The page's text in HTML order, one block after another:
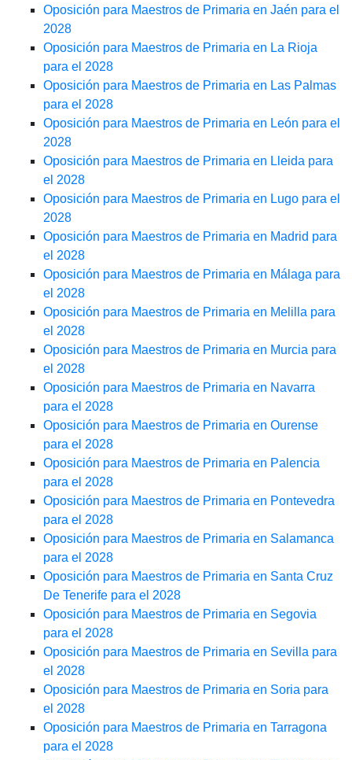
Oposición para Maestros de Primaria en Jaén para el
2028
Oposición para Maestros de Primaria en La Rioja
para el 2028
Oposición para Maestros de Primaria en Las Palmas
para el 2028
Oposición para Maestros de Primaria en León para el
2028
Oposición para Maestros de Primaria en Lleida para
el 2028
Oposición para Maestros de Primaria en Lugo para el
2028
Oposición para Maestros de Primaria en Madrid para
el 2028
Oposición para Maestros de Primaria en Málaga para
el 2028
Oposición para Maestros de Primaria en Melilla para
el 2028
Oposición para Maestros de Primaria en Murcia para
el 2028
Oposición para Maestros de Primaria en Navarra
para el 2028
Oposición para Maestros de Primaria en Ourense
para el 2028
Oposición para Maestros de Primaria en Palencia
para el 2028
Oposición para Maestros de Primaria en Pontevedra
para el 2028
Oposición para Maestros de Primaria en Salamanca
para el 2028
Oposición para Maestros de Primaria en Santa Cruz
De Tenerife para el 2028
Oposición para Maestros de Primaria en Segovia
para el 2028
Oposición para Maestros de Primaria en Sevilla para
el 2028
Oposición para Maestros de Primaria en Soria para
el 2028
Oposición para Maestros de Primaria en Tarragona
para el 2028